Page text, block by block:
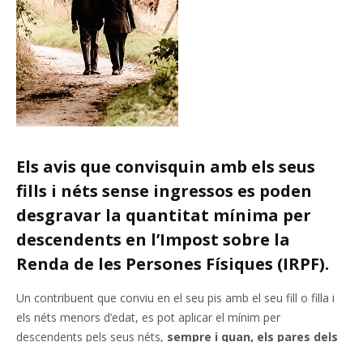
Els avis que convisquin amb els seus
fills i néts sense ingressos es poden
desgravar la quantitat mínima per
descendents en l’Impost sobre la
Renda de les Persones Físiques (IRPF).
Un contribuent que conviu en el seu pis amb el seu fill o filla i
els néts menors d’edat, es pot aplicar el mínim per
descendents pels seus néts, sempre i quan, els pares dels